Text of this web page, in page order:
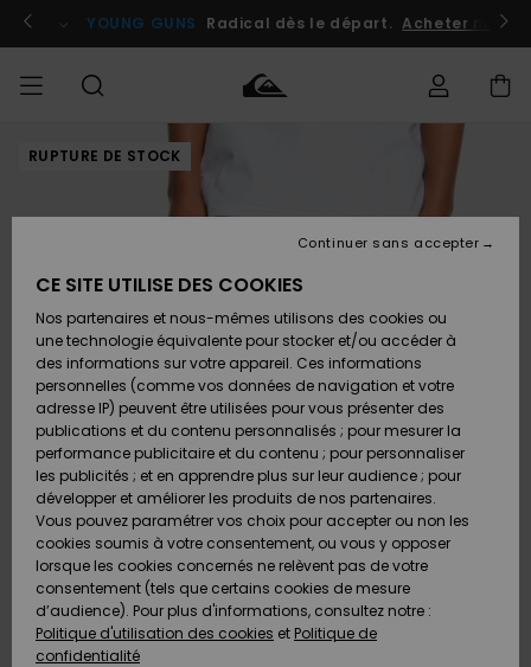
l'information
le
Se connecter / s'inscrire
YOUNG GUNS Radical dès le départ. Acheter
HOMME Vêtements
Chaussures
& Tongs
Surf
Snow
Nouveautés
Vêtements
Chaussures
& Tongs
Surf
Snow
Nouveautés
FEMME
Shop
A
Découvrir
Snow
SURF
Surf
Shop
Homme
Surf
Shop
Enfant
Highlights
Communauté
SNOW
Snow
Shop
Homme
Snow
Shop
Enfant
Snow
Shop
Femme
A
Découvrir
Communauté
OUTLET
Outlet
Homme
Enfant
Outlet
Femme
AIDE &
CONTACT
Accéder à
ma
commande
Retours
Paiement
Carte
Cadeau
Quiksilver
Freedom
Protection
des
MAGASINS
RUPTURE DE STOCK
CE SITE UTILISE DES COOKIES
Nos partenaires et nous-mêmes utilisons des cookies ou
une technologie équivalente pour stocker et/ou accéder à
des informations sur votre appareil. Ces informations
personnelles (comme vos données de navigation et votre
adresse IP) peuvent être utilisées pour vous présenter des
publications et du contenu personnalisés ; pour mesurer la
performance publicitaire et du contenu ; pour personnaliser
les publicités ; et en apprendre plus sur leur audience ; pour
développer et améliorer les produits de nos partenaires.
Vous pouvez paramétrer vos choix pour accepter ou non les
cookies soumis à votre consentement, ou vous y opposer
lorsque les cookies concernés ne relèvent pas de votre
consentement (tels que certains cookies de mesure
d’audience). Pour plus d'informations, consultez notre :
Politique d'utilisation des cookies et Politique de
confidentialité
Continuer sans accepter